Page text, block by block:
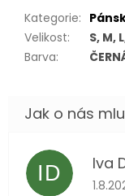
Kategorie:
Velikost:
S, M,
Barva:
ID Iva